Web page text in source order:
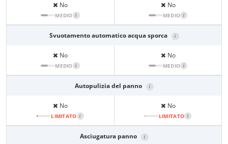
No
MEDIO i
No
MEDIO i
Svuotamento automatico acqua sporca i
No
MEDIO i
No
MEDIO i
Autopulizia del panno i
No
LIMITATO i
No
LIMITATO i
Asciugatura panno i